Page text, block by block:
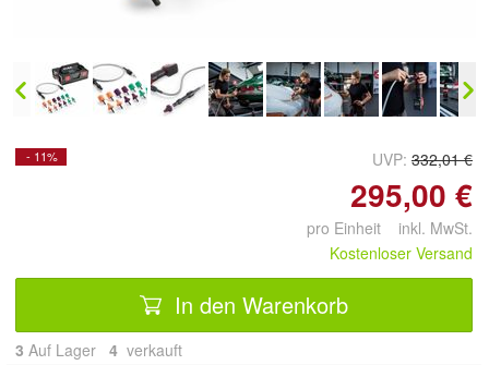
- 11% UVP: 332,01 €
295,00 €
pro Einheit inkl. MwSt.
Kostenloser Versand
In den Warenkorb
3 Auf Lager 4 verkauft